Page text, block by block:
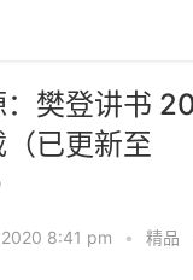
：樊登讲书
已更新至
8:41 pm • 精品